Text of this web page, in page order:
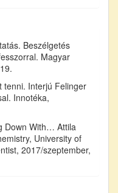
Beszélgetés
Magyar
tenni. Interjú Felinger
Innotéka,
Down With… Attila
University of
2017/szeptember,